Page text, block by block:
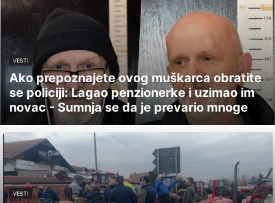
VESTI
Ako prepoznajete ovog muškarca obratite
se policiji: Lagao penzionerke i uzimao im
novac - Sumnja se da je prevario mnoge
VESTI